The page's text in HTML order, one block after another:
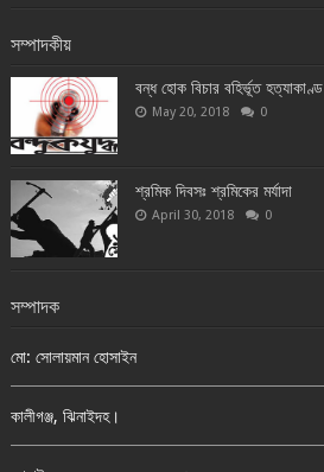
সম্পাদকীয়
বন্ধ হোক বিচার বহির্ভূত হত্যাকাণ্ড
May 20, 2018 0
শ্রমিক দিবসঃ শ্রমিকের মর্যাদা
April 30, 2018 0
সম্পাদক
মো: সোলায়মান হোসাইন
কালীগঞ্জ, ঝিনাইদহ।